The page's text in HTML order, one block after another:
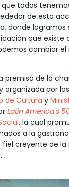
todos
de esta
donde
que
cambiar
premisa de la
y organizada por los
de Cultura y
Latin America´s
, la cual
a la
creyente de